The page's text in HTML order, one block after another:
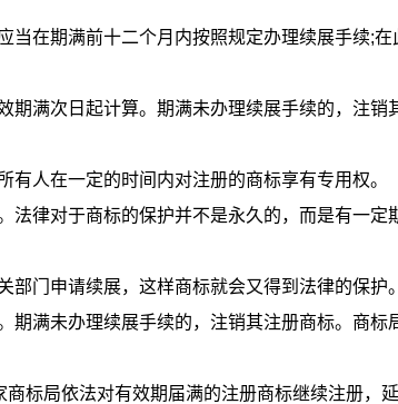
当在期满前十二个月内按照规定办理续展手续;在
期满次日起计算。期满未办理续展手续的，注销
有人在一定的时间内对注册的商标享有专用权。
法律对于商标的保护并不是永久的，而是有一定
部门申请续展，这样商标就会又得到法律的保护
期满未办理续展手续的，注销其注册商标。商标
标局依法对有效期届满的注册商标继续注册，